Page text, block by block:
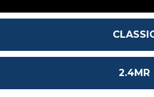
2.4MR